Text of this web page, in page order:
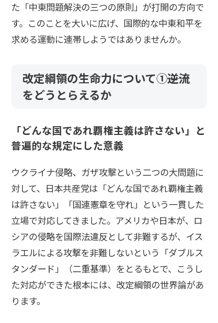
た「中東問題解決の三つの原則」が打開の方向で
す。このことを大いに広げ、国際的な中東和平を
求める運動に連帯しようではありませんか。
改定綱領の生命力について①――逆流
をどうとらえるか
「どんな国であれ覇権主義は許さない」と
普遍的な規定にした意義
ウクライナ侵略、ガザ攻撃という二つの大問題に
対して、日本共産党は「どんな国であれ覇権主義
は許さない」「国連憲章を守れ」という一貫した
立場で対応してきました。アメリカや日本が、ロ
シアの侵略を国際法違反として非難するが、イス
ラエルによる攻撃を非難しないという「ダブルス
タンダード」（二重基準）をとるもとで、こうし
た対応ができた根本には、改定綱領の世界論があ
ります。